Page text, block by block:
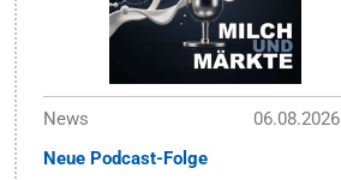
News
06.08.2026
Neue Podcast-Folge